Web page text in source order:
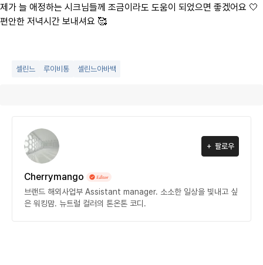
제가 늘 애정하는 시크님들께 조금이라도 도움이 되었으면 좋겠어요 🤍
편안한 저녁시간 보내셔요 🥰
셀린느 루이비통 셀린느아바백
팔로우
Cherrymango
브랜드 해외사업부 Assistant manager. 소소한 일상을 빛내고 싶
은 워킹맘. 뉴트럴 컬러의 톤온톤 코디.